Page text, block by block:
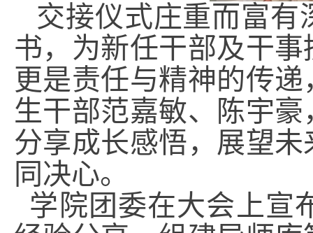
交接仪式庄重而富有
书，为新任干部及干
更是责任与精神的传
生干部范嘉敏、陈宇
分享成长感悟，展望
同决心。
学院团委在大会上宣